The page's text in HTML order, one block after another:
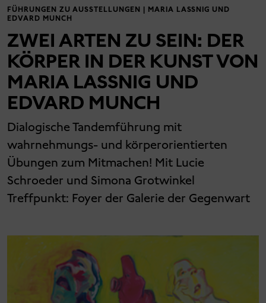
FÜHRUNGEN ZU AUSSTELLUNGEN | MARIA LASSNIG UND
EDVARD MUNCH
ZWEI ARTEN ZU SEIN: DER
KÖRPER IN DER KUNST VON
MARIA LASSNIG UND
EDVARD MUNCH
Dialogische Tandemführung mit
wahrnehmungs- und körperorientierten
Übungen zum Mitmachen! Mit Lucie
Schroeder und Simona Grotwinkel
Treffpunkt: Foyer der Galerie der Gegenwart